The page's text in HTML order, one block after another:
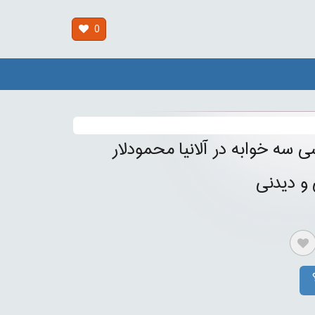
0
سه خوابه در آلانیا محمودلار
و دیدنی